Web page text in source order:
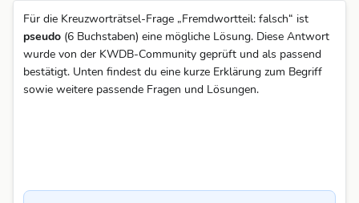
Für die Kreuzworträtsel-Frage „Fremdwortteil: falsch“ ist
pseudo (6 Buchstaben) eine mögliche Lösung. Diese Antwort
wurde von der KWDB-Community geprüft und als passend
bestätigt. Unten findest du eine kurze Erklärung zum Begriff
sowie weitere passende Fragen und Lösungen.